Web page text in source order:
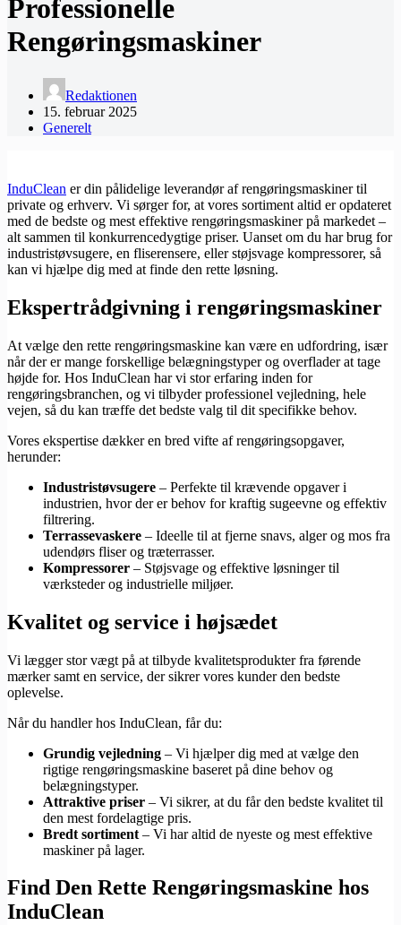
Professionelle
Rengøringsmaskiner
Redaktionen
15. februar 2025
Generelt
InduClean er din pålidelige leverandør af rengøringsmaskiner til
private og erhverv. Vi sørger for, at vores sortiment altid er opdateret
med de bedste og mest effektive rengøringsmaskiner på markedet –
alt sammen til konkurrencedygtige priser. Uanset om du har brug for
industristøvsugere, en fliserensere, eller støjsvage kompressorer, så
kan vi hjælpe dig med at finde den rette løsning.
Ekspertrådgivning i rengøringsmaskiner
At vælge den rette rengøringsmaskine kan være en udfordring, især
når der er mange forskellige belægningstyper og overflader at tage
højde for. Hos InduClean har vi stor erfaring inden for
rengøringsbranchen, og vi tilbyder professionel vejledning, hele
vejen, så du kan træffe det bedste valg til dit specifikke behov.
Vores ekspertise dækker en bred vifte af rengøringsopgaver,
herunder:
Industristøvsugere – Perfekte til krævende opgaver i
industrien, hvor der er behov for kraftig sugeevne og effektiv
filtrering.
Terrassevaskere – Ideelle til at fjerne snavs, alger og mos fra
udendørs fliser og træterrasser.
Kompressorer – Støjsvage og effektive løsninger til
værksteder og industrielle miljøer.
Kvalitet og service i højsædet
Vi lægger stor vægt på at tilbyde kvalitetsprodukter fra førende
mærker samt en service, der sikrer vores kunder den bedste
oplevelse.
Når du handler hos InduClean, får du:
Grundig vejledning – Vi hjælper dig med at vælge den
rigtige rengøringsmaskine baseret på dine behov og
belægningstyper.
Attraktive priser – Vi sikrer, at du får den bedste kvalitet til
den mest fordelagtige pris.
Bredt sortiment – Vi har altid de nyeste og mest effektive
maskiner på lager.
Find Den Rette Rengøringsmaskine hos
InduClean